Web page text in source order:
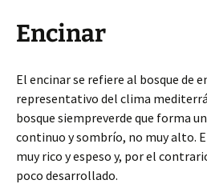
Encinar
El encinar se refiere al bosque de
representativo del clima
bosque siempreverde que forma
continuo y sombrío, no muy alto.
muy rico y espeso y, por el
poco desarrollado.